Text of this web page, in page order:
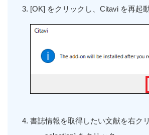
[OK] をクリックし、 Citavi を再起
書誌情報を取得したい文献を右ク